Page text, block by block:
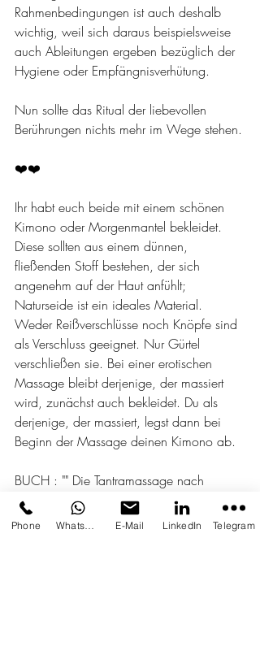
Rahmenbedingungen ist auch deshalb
wichtig, weil sich daraus beispielsweise
auch Ableitungen ergeben bezüglich der
Hygiene oder Empfängnisverhütung.
Nun sollte das Ritual der liebevollen
Berührungen nichts mehr im Wege stehen.
❤️❤️
Ihr habt euch beide mit einem schönen
Kimono oder Morgenmantel bekleidet.
Diese sollten aus einem dünnen,
fließenden Stoff bestehen, der sich
angenehm auf der Haut anfühlt;
Naturseide ist ein ideales Material.
Weder Reißverschlüsse noch Knöpfe sind
als Verschluss geeignet. Nur Gürtel
verschließen sie. Bei einer erotischen
Massage bleibt derjenige, der massiert
wird, zunächst auch bekleidet. Du als
derjenige, der massiert, legst dann bei
Beginn der Massage deinen Kimono ab.
BUCH : "" Die Tantramassage nach
Andro"""
Phone E-Mail LinkedIn Telegram